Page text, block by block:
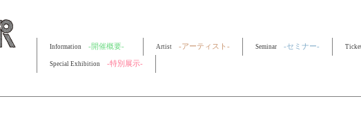
Information -開催概要- Artist -アーティスト- Seminar -セミナー-
Special Exhibition -特別展示-